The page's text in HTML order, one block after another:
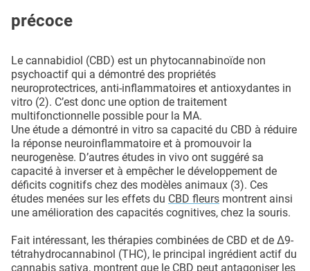
précoce
Le cannabidiol (CBD) est un phytocannabinoïde non
psychoactif qui a démontré des propriétés
neuroprotectrices, anti-inflammatoires et antioxydantes in
vitro (2). C’est donc une option de traitement
multifonctionnelle possible pour la MA.
Une étude a démontré in vitro sa capacité du CBD à réduire
la réponse neuroinflammatoire et à promouvoir la
neurogenèse. D’autres études in vivo ont suggéré sa
capacité à inverser et à empêcher le développement de
déficits cognitifs chez des modèles animaux (3). Ces
études menées sur les effets du CBD fleurs montrent ainsi
une amélioration des capacités cognitives, chez la souris.
Fait intéressant, les thérapies combinées de CBD et de Δ9-
tétrahydrocannabinol (THC), le principal ingrédient actif du
cannabis sativa, montrent que le CBD peut antagoniser les